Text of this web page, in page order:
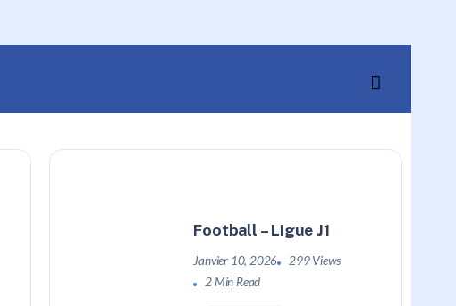
Football – Ligue J1
Janvier 10, 2026
299 Views
2 Min Read